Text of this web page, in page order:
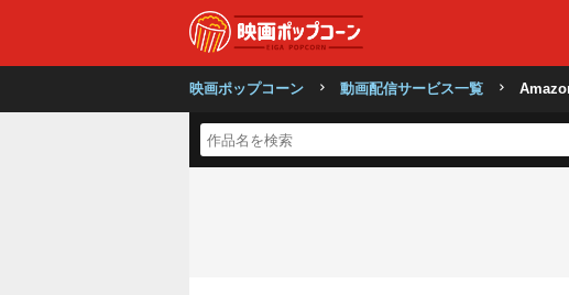
映画ポップコーン 動画配信サービス一覧